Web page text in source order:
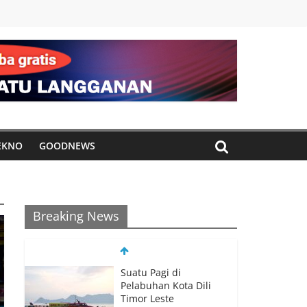
GOODNEWS
Breaking News
Suatu Pagi di
Pelabuhan Kota Dili
Timor Leste